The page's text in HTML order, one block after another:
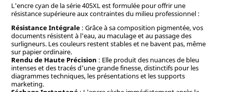
L'encre cyan de la série 405XL est formulée pour offrir une
résistance supérieure aux contraintes du milieu professionnel :
Résistance Intégrale: Grâce à sa composition pigmentée, vos
documents résistent à l'eau, au maculage et au passage des
surligneurs. Les couleurs restent stables et ne bavent pas, même
sur papier ordinaire.
Rendu de Haute Précision : Elle produit des nuances de bleu
intenses et des tracés d'une grande finesse, distinctifs pour les
diagrammes techniques, les présentations et les supports
marketing.